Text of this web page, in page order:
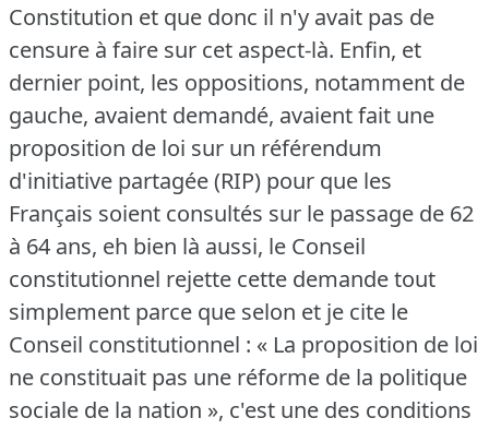
Constitution et que donc il n'y avait pas de
censure à faire sur cet aspect-là. Enfin, et
dernier point, les oppositions, notamment de
gauche, avaient demandé, avaient fait une
proposition de loi sur un référendum
d'initiative partagée (RIP) pour que les
Français soient consultés sur le passage de 62
à 64 ans, eh bien là aussi, le Conseil
constitutionnel rejette cette demande tout
simplement parce que selon et je cite le
Conseil constitutionnel : « La proposition de loi
ne constituait pas une réforme de la politique
sociale de la nation », c'est une des conditions